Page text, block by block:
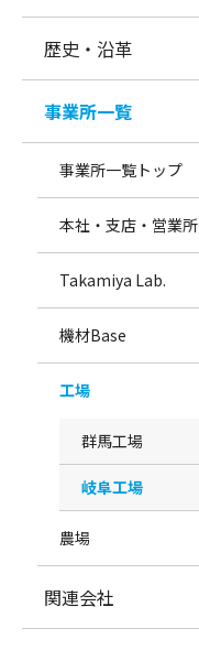
歴史・沿革
事業所一覧
事業所一覧トップ
本社・支店・営業所
Takamiya Lab.
機材Base
工場
群馬工場
岐阜工場
農場
関連会社